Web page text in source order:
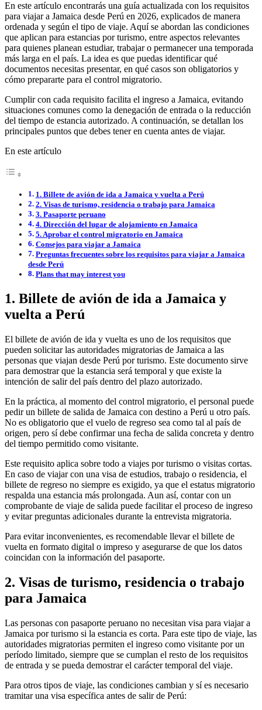
En este artículo encontrarás una guía actualizada con los requisitos
para viajar a Jamaica desde Perú en 2026, explicados de manera
ordenada y según el tipo de viaje. Aquí se abordan las condiciones
que aplican para estancias por turismo, entre aspectos relevantes
para quienes planean estudiar, trabajar o permanecer una temporada
más larga en el país. La idea es que puedas identificar qué
documentos necesitas presentar, en qué casos son obligatorios y
cómo prepararte para el control migratorio.
Cumplir con cada requisito facilita el ingreso a Jamaica, evitando
situaciones comunes como la denegación de entrada o la reducción
del tiempo de estancia autorizado. A continuación, se detallan los
principales puntos que debes tener en cuenta antes de viajar.
En este artículo
1. Billete de avión de ida a Jamaica y vuelta a Perú
2. Visas de turismo, residencia o trabajo para Jamaica
3. Pasaporte peruano
4. Dirección del lugar de alojamiento en Jamaica
5. Aprobar el control migratorio en Jamaica
Consejos para viajar a Jamaica
Preguntas frecuentes sobre los requisitos para viajar a Jamaica
desde Perú
Plans that may interest you
1. Billete de avión de ida a Jamaica y
vuelta a Perú
El billete de avión de ida y vuelta es uno de los requisitos que
pueden solicitar las autoridades migratorias de Jamaica a las
personas que viajan desde Perú por turismo. Este documento sirve
para demostrar que la estancia será temporal y que existe la
intención de salir del país dentro del plazo autorizado.
En la práctica, al momento del control migratorio, el personal puede
pedir un billete de salida de Jamaica con destino a Perú u otro país.
No es obligatorio que el vuelo de regreso sea como tal al país de
origen, pero sí debe confirmar una fecha de salida concreta y dentro
del tiempo permitido como visitante.
Este requisito aplica sobre todo a viajes por turismo o visitas cortas.
En caso de viajar con una visa de estudios, trabajo o residencia, el
billete de regreso no siempre es exigido, ya que el estatus migratorio
respalda una estancia más prolongada. Aun así, contar con un
comprobante de viaje de salida puede facilitar el proceso de ingreso
y evitar preguntas adicionales durante la entrevista migratoria.
Para evitar inconvenientes, es recomendable llevar el billete de
vuelta en formato digital o impreso y asegurarse de que los datos
coincidan con la información del pasaporte.
2. Visas de turismo, residencia o trabajo
para Jamaica
Las personas con pasaporte peruano no necesitan visa para viajar a
Jamaica por turismo si la estancia es corta. Para este tipo de viaje, las
autoridades migratorias permiten el ingreso como visitante por un
período limitado, siempre que se cumplan el resto de los requisitos
de entrada y se pueda demostrar el carácter temporal del viaje.
Para otros tipos de viaje, las condiciones cambian y sí es necesario
tramitar una visa específica antes de salir de Perú: